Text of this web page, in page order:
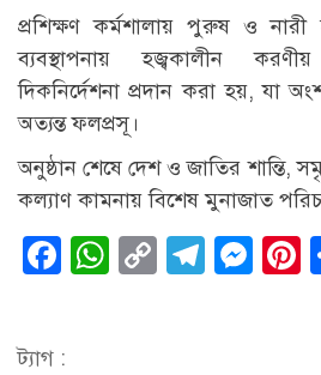
প্রশিক্ষণ কর্মশালায় পুরুষ ও নারী
ব্যবস্থাপনায় হজ্বকালীন করণীয়
দিকনির্দেশনা প্রদান করা হয়, যা
অত্যন্ত ফলপ্রসূ।
অনুষ্ঠান শেষে দেশ ও জাতির শান্তি,
কল্যাণ কামনায় বিশেষ মুনাজাত
Facebook
WhatsApp
Copy
ট্যাগ :